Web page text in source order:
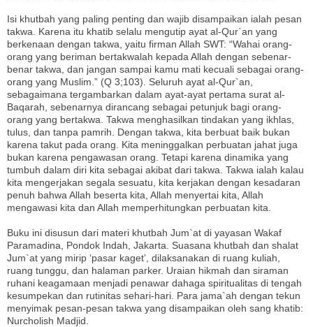
Isi khutbah yang paling penting dan wajib disampaikan ialah pesan
takwa. Karena itu khatib selalu mengutip ayat al-Qur`an yang
berkenaan dengan takwa, yaitu firman Allah SWT: “Wahai orang-
orang yang beriman bertakwalah kepada Allah dengan sebenar-
benar takwa, dan jangan sampai kamu mati kecuali sebagai orang-
orang yang Muslim.” (Q 3;103). Seluruh ayat al-Qur`an,
sebagaimana tergambarkan dalam ayat-ayat pertama surat al-
Baqarah, sebenarnya dirancang sebagai petunjuk bagi orang-
orang yang bertakwa. Takwa menghasilkan tindakan yang ikhlas,
tulus, dan tanpa pamrih. Dengan takwa, kita berbuat baik bukan
karena takut pada orang. Kita meninggalkan perbuatan jahat juga
bukan karena pengawasan orang. Tetapi karena dinamika yang
tumbuh dalam diri kita sebagai akibat dari takwa. Takwa ialah kalau
kita mengerjakan segala sesuatu, kita kerjakan dengan kesadaran
penuh bahwa Allah beserta kita, Allah menyertai kita, Allah
mengawasi kita dan Allah memperhitungkan perbuatan kita.
Buku ini disusun dari materi khutbah Jum`at di yayasan Wakaf
Paramadina, Pondok Indah, Jakarta. Suasana khutbah dan shalat
Jum`at yang mirip ‘pasar kaget’, dilaksanakan di ruang kuliah,
ruang tunggu, dan halaman parker. Uraian hikmah dan siraman
ruhani keagamaan menjadi penawar dahaga spiritualitas di tengah
kesumpekan dan rutinitas sehari-hari. Para jama`ah dengan tekun
menyimak pesan-pesan takwa yang disampaikan oleh sang khatib:
Nurcholish Madjid.